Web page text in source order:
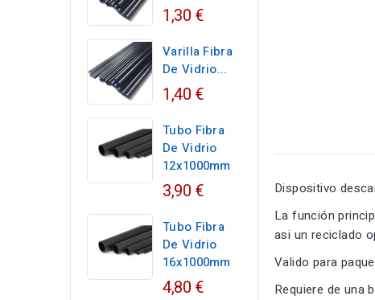
1,30 €
Varilla Fibra
De Vidrio...
1,40 €
Tubo Fibra
De Vidrio
12x1000mm
3,90 €
Tubo Fibra
De Vidrio
16x1000mm
4,80 €
Dispositivo
La función
asi un reciclado
Valido para
Requiere de una